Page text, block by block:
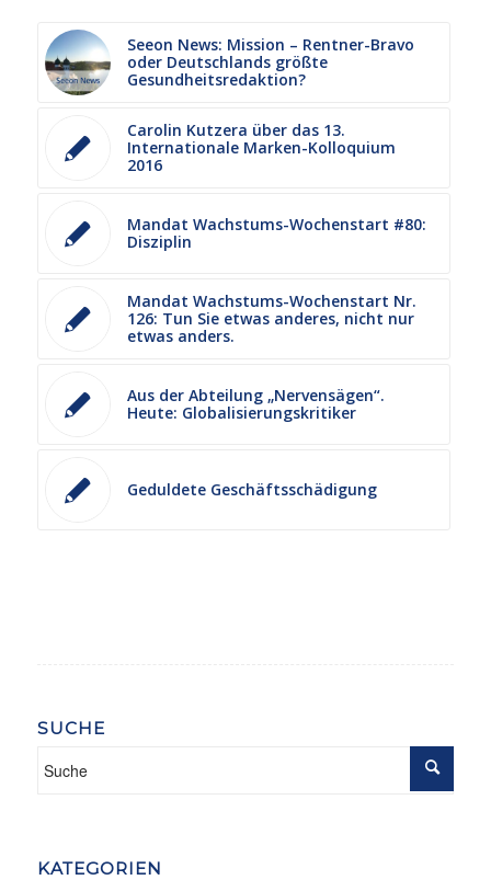
Seeon News: Mission – Rentner-Bravo
oder Deutschlands größte
Gesundheitsredaktion?
Carolin Kutzera über das 13.
Internationale Marken-Kolloquium
2016
Mandat Wachstums-Wochenstart #80:
Disziplin
Mandat Wachstums-Wochenstart Nr.
126: Tun Sie etwas anderes, nicht nur
etwas anders.
Aus der Abteilung „Nervensägen“.
Heute: Globalisierungskritiker
Geduldete Geschäftsschädigung
SUCHE
KATEGORIEN